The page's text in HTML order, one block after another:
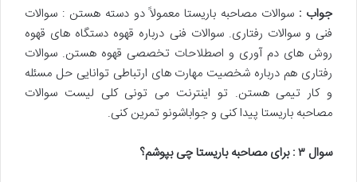
جواب : سوالات مصاحبه باریستا معمولاً دو دسته هستن : سوالات
فنی و سوالات رفتاری. سوالات فنی درباره قهوه دستگاه های قهوه
روش های دم آوری و اصطلاحات تخصصی قهوه هستن. سوالات
رفتاری هم درباره شخصیت مهارت های ارتباطی توانایی حل مسئله
و کار تیمی هستن. تو اینترنت می تونی کلی لیست سوالات
مصاحبه باریستا پیدا کنی و جواباشونو تمرین کنی.
سوال ۳: برای مصاحبه باریستا چی بپوشم؟